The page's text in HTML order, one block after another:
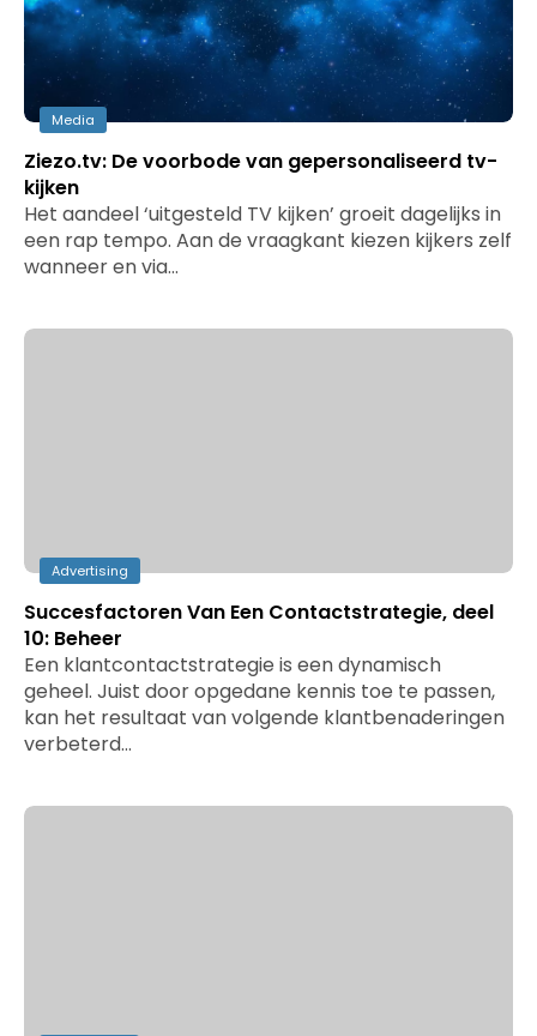
Media
Ziezo.tv: De voorbode van gepersonaliseerd tv-
kijken
Het aandeel ‘uitgesteld TV kijken’ groeit dagelijks in
een rap tempo. Aan de vraagkant kiezen kijkers zelf
wanneer en via…
Advertising
Succesfactoren Van Een Contactstrategie, deel
10: Beheer
Een klantcontactstrategie is een dynamisch
geheel. Juist door opgedane kennis toe te passen,
kan het resultaat van volgende klantbenaderingen
verbeterd…